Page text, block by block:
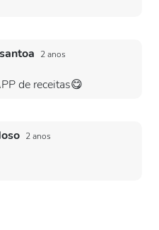
2 anos
de receitas😋
2 anos